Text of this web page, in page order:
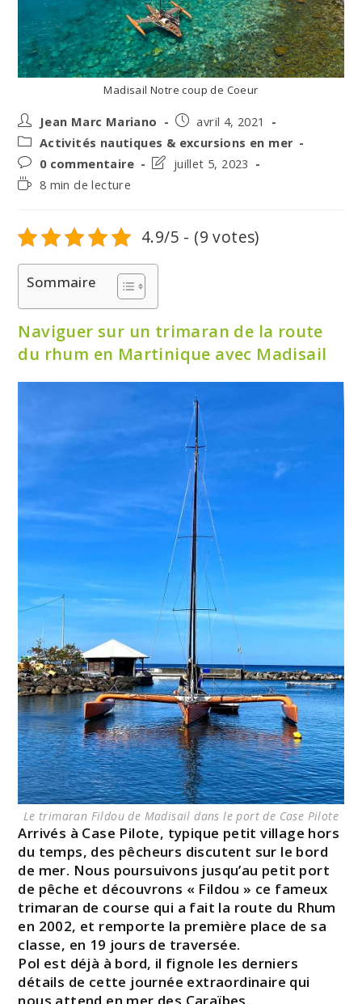
Madisail Notre coup de Coeur
Auteur/autrice
de
la
publication :
Jean Marc Mariano
Post
published:
avril 4, 2021
Post
category:
Activités nautiques & excursions en mer
Post
comments:
0 commentaire
Postjuillet 5, 2023
Temps8 min de lecture
4.9/5 - (9 votes)
Sommaire
Naviguer sur un trimaran de la route
du rhum en Martinique avec Madisail
Le trimaran Fildou de Madisail dans le port de Case Pilote
Arrivés à Case Pilote, typique petit village hors
du temps, des pêcheurs discutent sur le bord
de mer. Nous poursuivons jusqu’au petit port
de pêche et découvrons « Fildou » ce fameux
trimaran de course qui a fait la route du Rhum
en 2002, et remporte la première place de sa
classe, en 19 jours de traversée.
Pol est déjà à bord, il fignole les derniers
détails de cette journée extraordinaire qui
nous attend en mer des Caraïbes.